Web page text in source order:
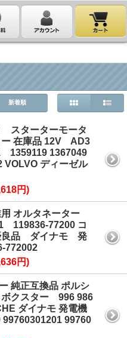
新着順
スターターモータ
ー 在庫品 12V AD3
1359119 1367049
ディーゼル
円)
用 オルタネーター
119836-77200 コ
良品 ダイナモ 発
772002
円)
純正互換品 ポルシ
クスター 996 986
ダイナモ 発電機
99760301201 99760